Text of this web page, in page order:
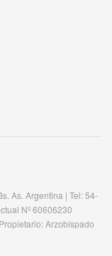
As. Argentina | Tel: 54-
Nº 60606230
Arzobispado